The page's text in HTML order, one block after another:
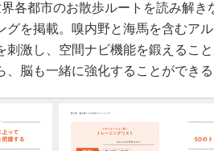
都市のお散歩ルートを読み解き
グを掲載。嗅内野と海馬を含むア
刺激し、空間ナビ機能を鍛えるこ
脳も一緒に強化することができる